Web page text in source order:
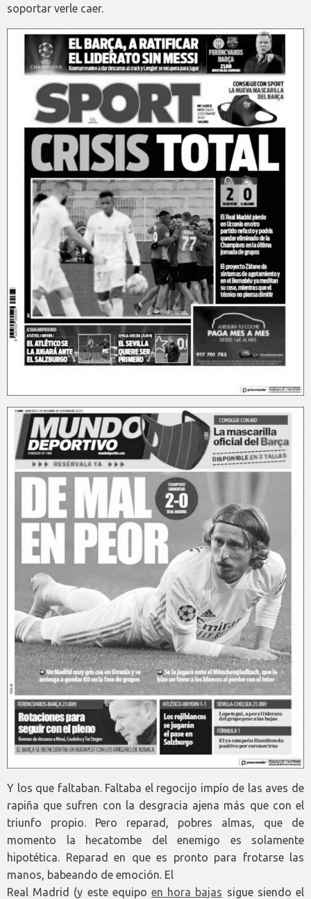
soportar verle caer.
Y los que faltaban. Faltaba el regocijo impío de las aves de
rapiña que sufren con la desgracia ajena más que con el
triunfo propio. Pero reparad, pobres almas, que de
momento la hecatombe del enemigo es solamente
hipotética. Reparad en que es pronto para frotarse las
manos, babeando de emoción. El
Real Madrid (y este equipo en hora bajas sigue siendo el